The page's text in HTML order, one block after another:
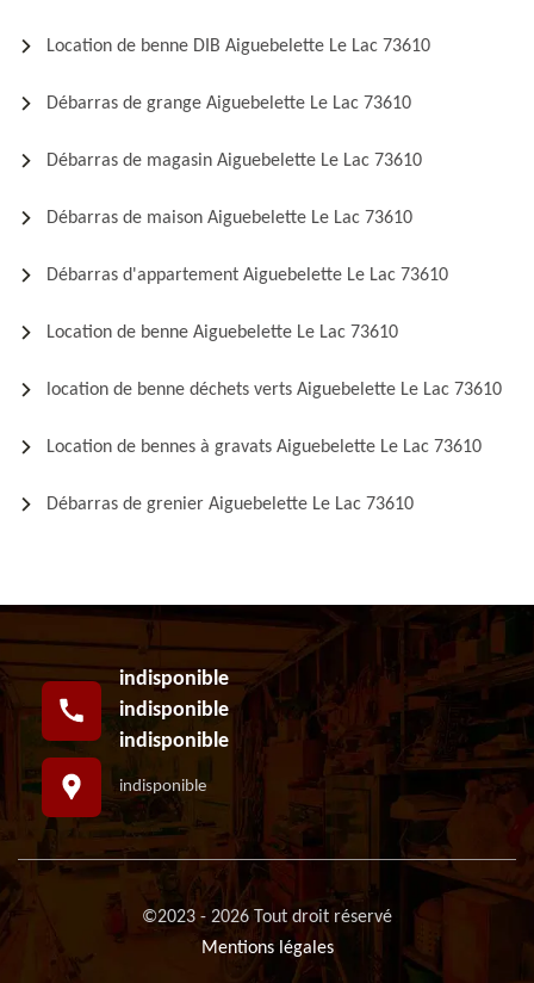
Location de benne DIB Aiguebelette Le Lac 73610
Débarras de grange Aiguebelette Le Lac 73610
Débarras de magasin Aiguebelette Le Lac 73610
Débarras de maison Aiguebelette Le Lac 73610
Débarras d'appartement Aiguebelette Le Lac 73610
Location de benne Aiguebelette Le Lac 73610
location de benne déchets verts Aiguebelette Le Lac 73610
Location de bennes à gravats Aiguebelette Le Lac 73610
Débarras de grenier Aiguebelette Le Lac 73610
indisponible
indisponible
indisponible
indisponible
©2023 - 2026 Tout droit réservé
Mentions légales